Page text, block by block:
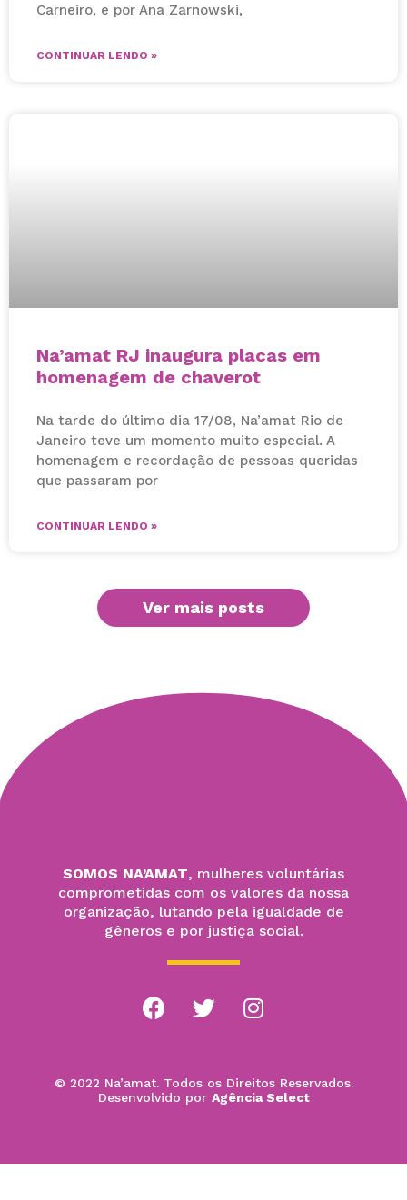
Carneiro, e por Ana Zarnowski,
CONTINUAR LENDO »
Na’amat RJ inaugura placas em
homenagem de chaverot
Na tarde do último dia 17/08, Na’amat Rio de
Janeiro teve um momento muito especial. A
homenagem e recordação de pessoas queridas
que passaram por
CONTINUAR LENDO »
Ver mais posts
SOMOS NA’AMAT, mulheres voluntárias
comprometidas com os valores da nossa
organização, lutando pela igualdade de
gêneros e por justiça social.
© 2022 Na’amat. Todos os Direitos Reservados.
Desenvolvido por Agência Select